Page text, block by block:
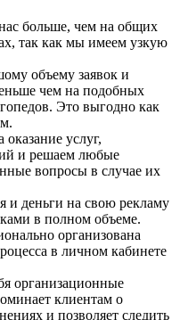
больше, чем на общих
так как мы имеем узкую
объему заявок и
чем на подобных
Это выгодно как
услуг,
и решаем любые
вопросы в случае их
и деньги на свою рекламу
в полном объеме.
организована
в личном кабинете
организационные
клиентам о
и позволяет следить